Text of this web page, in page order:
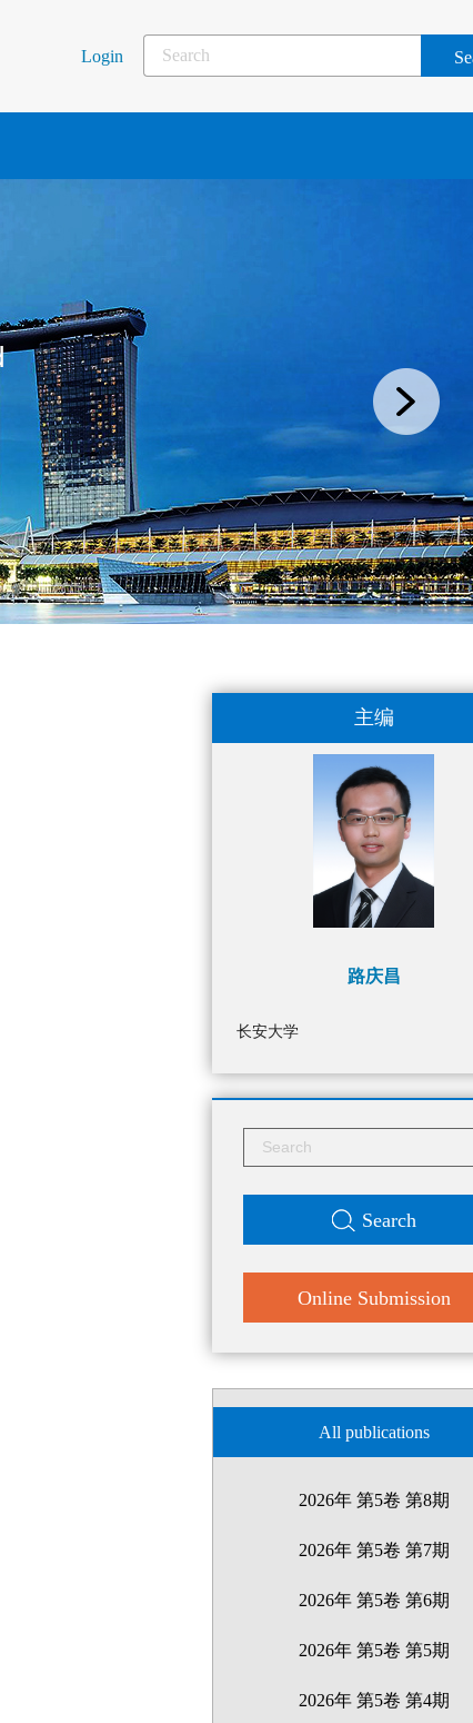
Login
主编
路庆昌
长安大学
Search
Online Submission
All publications
2026年 第5卷 第8期
2026年 第5卷 第7期
2026年 第5卷 第6期
2026年 第5卷 第5期
2026年 第5卷 第4期